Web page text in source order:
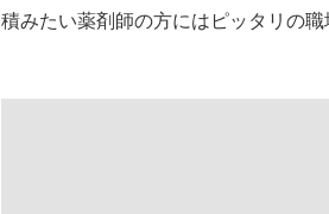
積みたい薬剤師の方にはピッタリの職